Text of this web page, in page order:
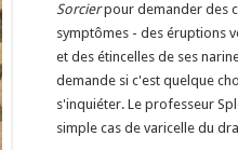
Sorcierpour demander des
symptômes - des éruptions
et des étincelles de ses
demande si c'est quelque
s'inquiéter. Le professeur
simple cas de varicelle du